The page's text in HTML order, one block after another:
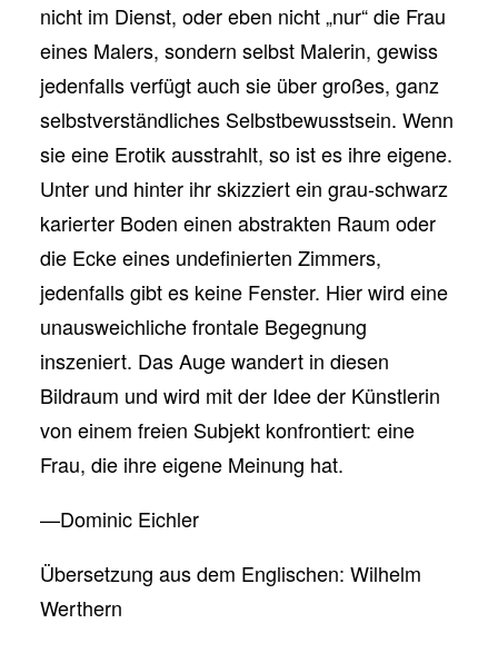
nicht im Dienst, oder eben nicht „nur“ die Frau
eines Malers, sondern selbst Malerin, gewiss
jedenfalls verfügt auch sie über großes, ganz
selbstverständliches Selbstbewusstsein. Wenn
sie eine Erotik ausstrahlt, so ist es ihre eigene.
Unter und hinter ihr skizziert ein grau-schwarz
karierter Boden einen abstrakten Raum oder
die Ecke eines undefinierten Zimmers,
jedenfalls gibt es keine Fenster. Hier wird eine
unausweichliche frontale Begegnung
inszeniert. Das Auge wandert in diesen
Bildraum und wird mit der Idee der Künstlerin
von einem freien Subjekt konfrontiert: eine
Frau, die ihre eigene Meinung hat.
—Dominic Eichler
Übersetzung aus dem Englischen: Wilhelm
Werthern